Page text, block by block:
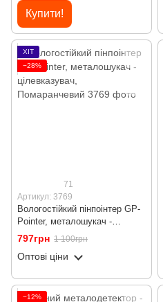
Купити!
ХІТ
−28%
71
Артикул: 3769
Вологостійкий пінпоінтер GP-
Pointer, металошукач -
цілевказувач, Помаранчевий
797грн 1 100грн
Оптові ціни
−12%